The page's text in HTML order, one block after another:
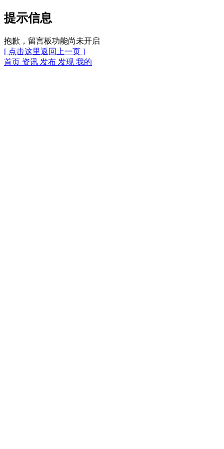
提示信息
抱歉，留言板功能尚未开启
[ 点击这里返回上一页 ]
首页 资讯 发布 发现 我的